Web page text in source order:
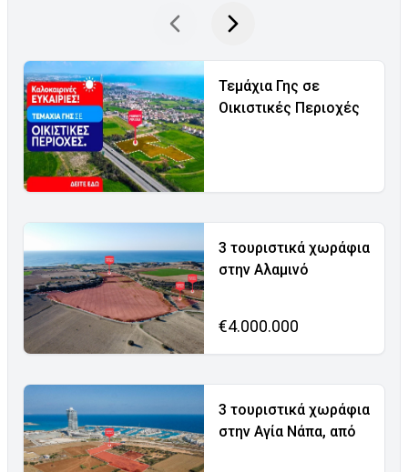
Τεμάχια Γης σε
Οικιστικές Περιοχές
3 τουριστικά χωράφια
στην Αλαμινό
€4.000.000
3 τουριστικά χωράφια
στην Αγία Νάπα, από